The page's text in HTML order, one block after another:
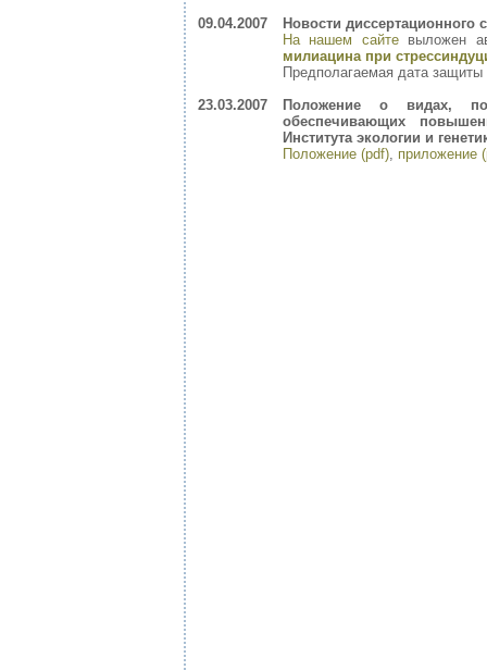
09.04.2007
Новости диссертационного
На нашем сайтевыложен
милиацина при
Предполагаемая дата
23.03.2007
Положение о видах,
обеспечивающих
Института экологии и
Положение (pdf) приложение